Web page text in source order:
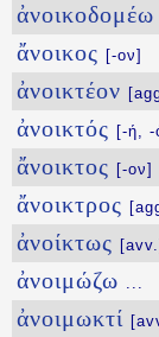
ἀνοικοδομέω
ἄνοικος [-ον]
ἀνοικτέον
ἀνοικτός [-ή, -
ἄνοικτος [-ον]
ἄνοικτρος
ἀνοίκτως
ἀνοιμώζω ...
ἀνοιμωκτί